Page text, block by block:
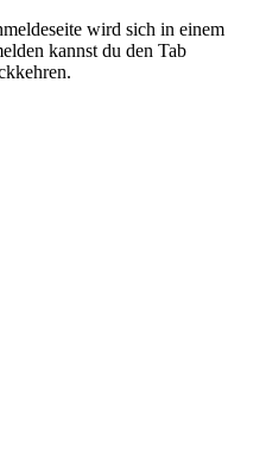
wird sich in einem
kannst du den Tab